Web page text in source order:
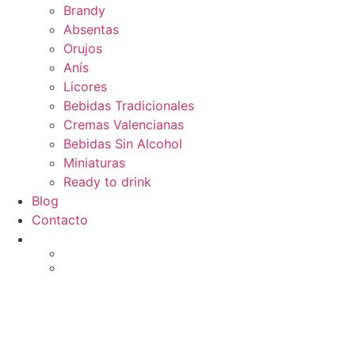
Brandy
Absentas
Orujos
Anís
Licores
Bebidas Tradicionales
Cremas Valencianas
Bebidas Sin Alcohol
Miniaturas
Ready to drink
Blog
Contacto